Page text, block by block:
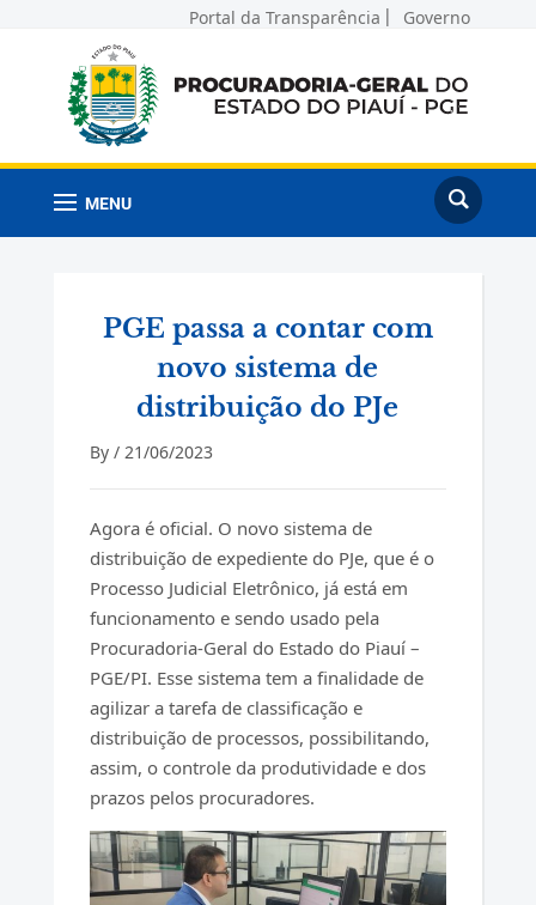
Portal da Transparência Governo
MENU
PGE passa a contar com
novo sistema de
distribuição do PJe
By / 21/06/2023
Agora é oficial. O novo sistema de
distribuição de expediente do PJe, que é o
Processo Judicial Eletrônico, já está em
funcionamento e sendo usado pela
Procuradoria-Geral do Estado do Piauí –
PGE/PI. Esse sistema tem a finalidade de
agilizar a tarefa de classificação e
distribuição de processos, possibilitando,
assim, o controle da produtividade e dos
prazos pelos procuradores.